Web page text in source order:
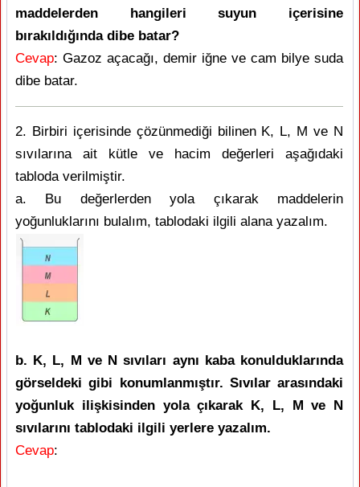
maddelerden hangileri suyun içerisine
bırakıldığında dibe batar?
Cevap: Gazoz açacağı, demir iğne ve cam bilye suda
dibe batar.
2. Birbiri içerisinde çözünmediği bilinen K, L, M ve N
sıvılarına ait kütle ve hacim değerleri aşağıdaki
tabloda verilmiştir.
a. Bu değerlerden yola çıkarak maddelerin
yoğunluklarını bulalım, tablodaki ilgili alana yazalım.
b. K, L, M ve N sıvıları aynı kaba konulduklarında
görseldeki gibi konumlanmıştır. Sıvılar arasındaki
yoğunluk ilişkisinden yola çıkarak K, L, M ve N
sıvılarını tablodaki ilgili yerlere yazalım.
Cevap: